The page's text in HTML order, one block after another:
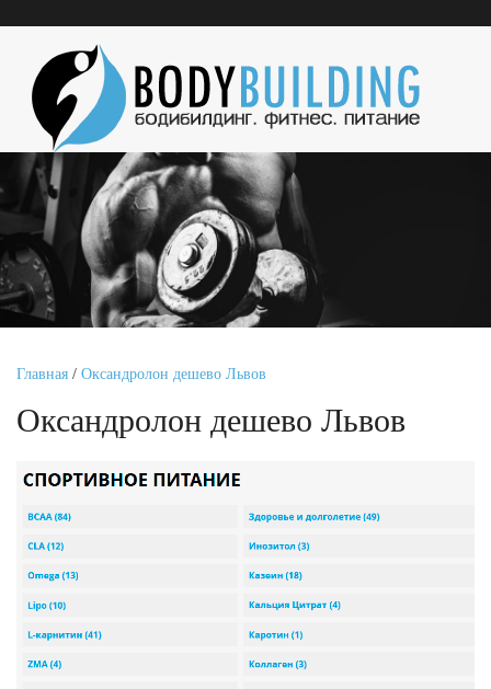
Главная / Оксандролон дешево Львов
Оксандролон дешево Львов